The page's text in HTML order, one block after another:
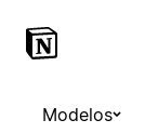
Modelos